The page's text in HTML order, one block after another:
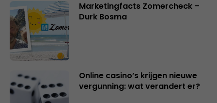
Marketingfacts Zomercheck –
Durk Bosma
Online casino’s krijgen nieuwe
vergunning: wat verandert er?